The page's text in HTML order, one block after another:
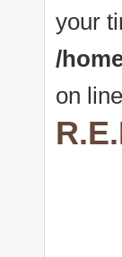
your
/
on line